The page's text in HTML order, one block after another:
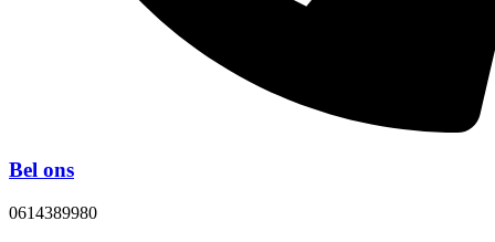
Bel ons
0614389980